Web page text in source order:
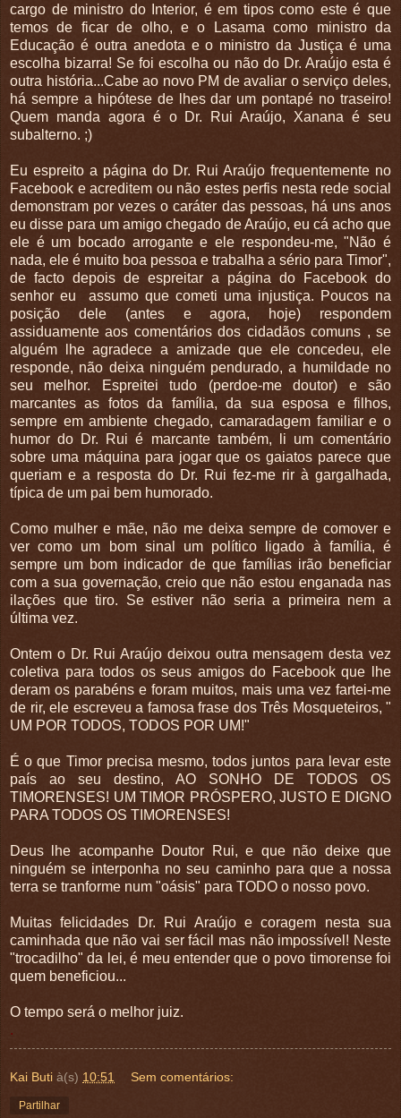
cargo de ministro do Interior, é em tipos como este é que
temos de ficar de olho, e o Lasama como ministro da
Educação é outra anedota e o ministro da Justiça é uma
escolha bizarra! Se foi escolha ou não do Dr. Araújo esta é
outra história...Cabe ao novo PM de avaliar o serviço deles,
há sempre a hipótese de lhes dar um pontapé no traseiro!
Quem manda agora é o Dr. Rui Araújo, Xanana é seu
subalterno. ;)
Eu espreito a página do Dr. Rui Araújo frequentemente no
Facebook e acreditem ou não estes perfis nesta rede social
demonstram por vezes o caráter das pessoas, há uns anos
eu disse para um amigo chegado de Araújo, eu cá acho que
ele é um bocado arrogante e ele respondeu-me, "Não é
nada, ele é muito boa pessoa e trabalha a sério para Timor",
de facto depois de espreitar a página do Facebook do
senhor eu assumo que cometi uma injustiça. Poucos na
posição dele (antes e agora, hoje) respondem
assiduamente aos comentários dos cidadãos comuns , se
alguém lhe agradece a amizade que ele concedeu, ele
responde, não deixa ninguém pendurado, a humildade no
seu melhor. Espreitei tudo (perdoe-me doutor) e são
marcantes as fotos da família, da sua esposa e filhos,
sempre em ambiente chegado, camaradagem familiar e o
humor do Dr. Rui é marcante também, li um comentário
sobre uma máquina para jogar que os gaiatos parece que
queriam e a resposta do Dr. Rui fez-me rir à gargalhada,
típica de um pai bem humorado.
Como mulher e mãe, não me deixa sempre de comover e
ver como um bom sinal um político ligado à família, é
sempre um bom indicador de que famílias irão beneficiar
com a sua governação, creio que não estou enganada nas
ilações que tiro. Se estiver não seria a primeira nem a
última vez.
Ontem o Dr. Rui Araújo deixou outra mensagem desta vez
coletiva para todos os seus amigos do Facebook que lhe
deram os parabéns e foram muitos, mais uma vez fartei-me
de rir, ele escreveu a famosa frase dos Três Mosqueteiros, "
UM POR TODOS, TODOS POR UM!"
É o que Timor precisa mesmo, todos juntos para levar este
país ao seu destino, AO SONHO DE TODOS OS
TIMORENSES! UM TIMOR PRÓSPERO, JUSTO E DIGNO
PARA TODOS OS TIMORENSES!
Deus lhe acompanhe Doutor Rui, e que não deixe que
ninguém se interponha no seu caminho para que a nossa
terra se tranforme num "oásis" para TODO o nosso povo.
Muitas felicidades Dr. Rui Araújo e coragem nesta sua
caminhada que não vai ser fácil mas não impossível! Neste
"trocadilho" da lei, é meu entender que o povo timorense foi
quem beneficiou...
O tempo será o melhor juiz.
.
Kai Buti à(s) 10:51 Sem comentários:
Partilhar